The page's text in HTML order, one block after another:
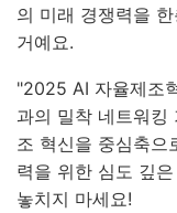
의 미래 경쟁력을
거예요.
"2025 AI 자율제조
과의 밀착 네트워킹
조 혁신을 중심축으
력을 위한 심도 깊
놓치지 마세요!